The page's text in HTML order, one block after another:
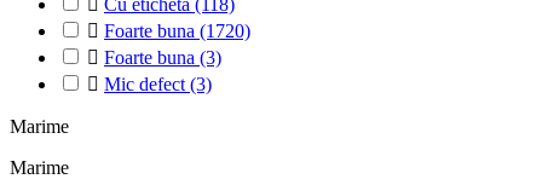
 Cu eticheta (118)
 Foarte buna (1720)
 Foarte buna (3)
 Mic defect (3)
Marime
Marime